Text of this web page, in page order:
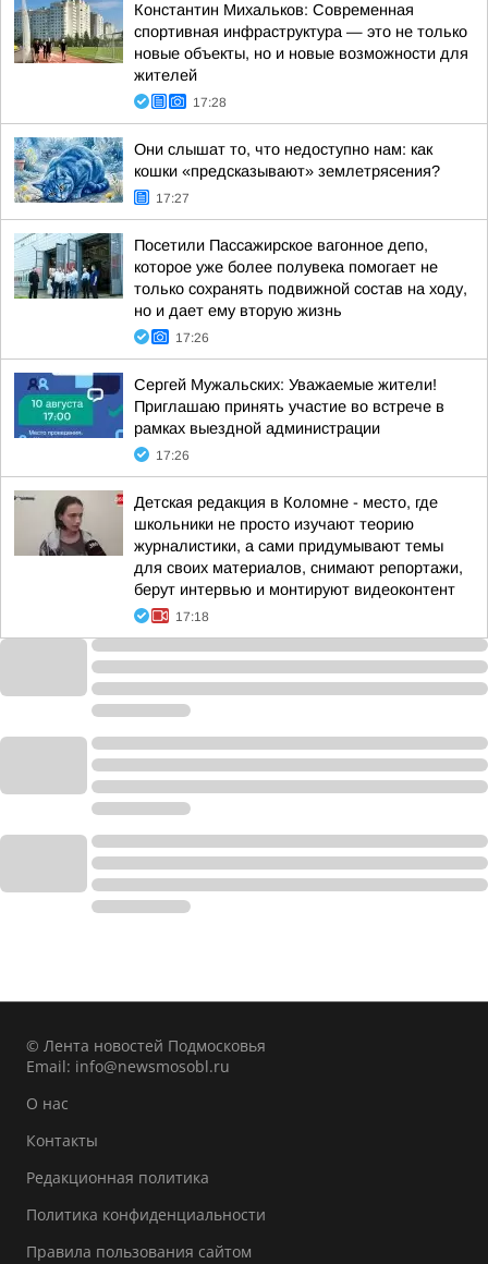
Константин Михальков: Современная
спортивная инфраструктура — это не только
новые объекты, но и новые возможности для
жителей
17:28
Они слышат то, что недоступно нам: как
кошки «предсказывают» землетрясения?
17:27
Посетили Пассажирское вагонное депо,
которое уже более полувека помогает не
только сохранять подвижной состав на ходу,
но и дает ему вторую жизнь
17:26
Сергей Мужальских: Уважаемые жители!
Приглашаю принять участие во встрече в
рамках выездной администрации
17:26
Детская редакция в Коломне - место, где
школьники не просто изучают теорию
журналистики, а сами придумывают темы
для своих материалов, снимают репортажи,
берут интервью и монтируют видеоконтент
17:18
© Лента новостей Подмосковья
Email: info@newsmosobl.ru
О нас
Контакты
Редакционная политика
Политика конфиденциальности
Правила пользования сайтом